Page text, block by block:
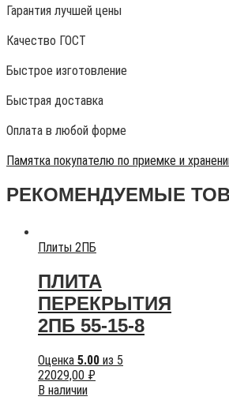
Гарантия лучшей цены
Качество ГОСТ
Быстрое изготовление
Быстрая доставка
Оплата в любой форме
Памятка покупателю по приемке и
РЕКОМЕНДУЕМЫЕ
Плиты 2ПБ
ПЛИТА
ПЕРЕКРЫТИЯ
2ПБ 55-15-8
Оценка 5.00 из 5
22029,00 ₽
В наличии